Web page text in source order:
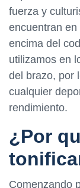
fuerza y
encuentran
encima del
utilizamos en
del brazo, por
cualquier
rendimiento.
¿Por
Comenzando